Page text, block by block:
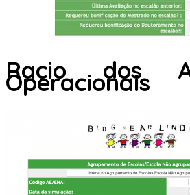
Racio dos
Operacionais